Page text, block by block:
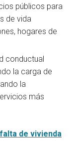
públicos para
de vida
hogares de
conductual
la carga de
la
más
de vivienda